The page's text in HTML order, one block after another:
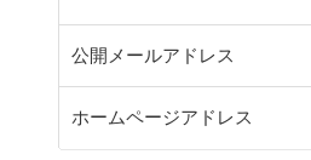
公開メールアドレス
ホームページアドレス